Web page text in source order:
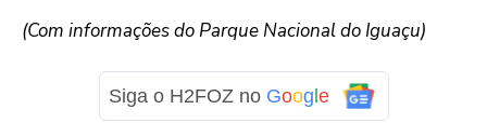
(Com informações do Parque Nacional do Iguaçu)
Siga o H2FOZ no Google